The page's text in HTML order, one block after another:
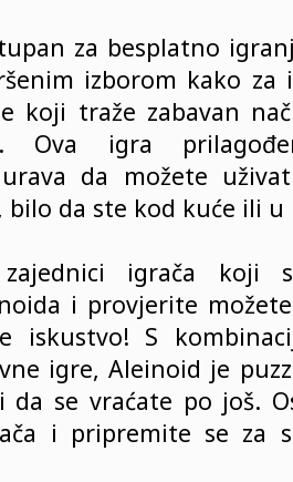
za besplatno
izborom kako za
koji traže zabavan
Ova igra
da možete
bilo da ste kod kuće ili
igrača koji
i provjerite
iskustvo! S
igre, Aleinoid je
da se vraćate po još.
i pripremite se za